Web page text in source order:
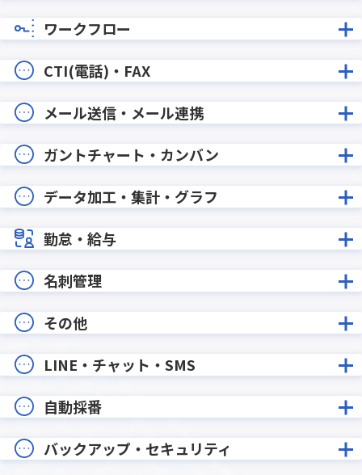
ワークフロー
CTI(電話)・FAX
メール送信・メール連携
ガントチャート・カンバン
データ加工・集計・グラフ
勤怠・給与
名刺管理
その他
LINE・チャット・SMS
自動採番
バックアップ・セキュリティ